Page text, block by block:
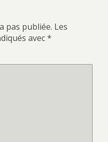
pas publiée. Les
avec*